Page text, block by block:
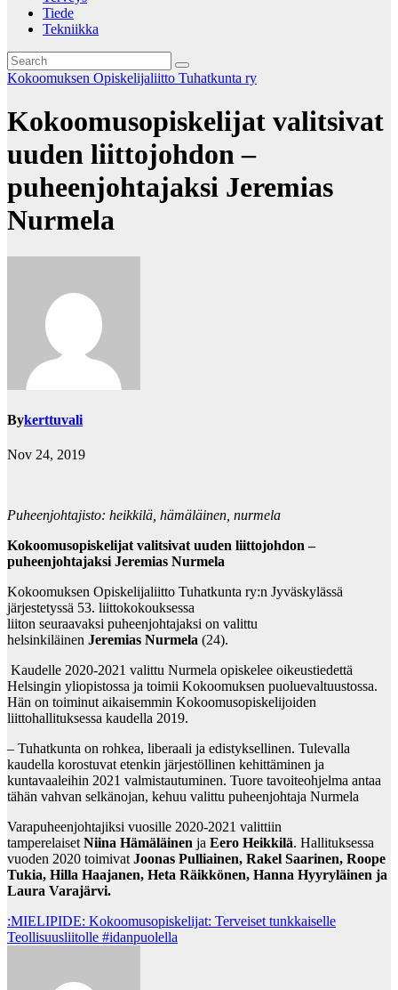
Tiede
Tekniikka
Kokoomuksen Opiskelijaliitto Tuhatkunta ry
Kokoomusopiskelijat valitsivat
uuden liittojohdon –
puheenjohtajaksi Jeremias
Nurmela
Bykerttuvali
Nov 24, 2019
Puheenjohtajisto: heikkilä, hämäläinen, nurmela
Kokoomusopiskelijat valitsivat uuden liittojohdon –
puheenjohtajaksi Jeremias Nurmela
Kokoomuksen Opiskelijaliitto Tuhatkunta ry:n Jyväskylässä
järjestetyssä 53. liittokokouksessa
liiton seuraavaksi puheenjohtajaksi on valittu
helsinkiläinen Jeremias Nurmela (24).
Kaudelle 2020-2021 valittu Nurmela opiskelee oikeustiedettä
Helsingin yliopistossa ja toimii Kokoomuksen puoluevaltuustossa.
Hän on toiminut aikaisemmin Kokoomusopiskelijoiden
liittohallituksessa kaudella 2019.
– Tuhatkunta on rohkea, liberaali ja edistyksellinen. Tulevalla
kaudella korostuvat etenkin järjestöllinen kehittäminen ja
kuntavaaleihin 2021 valmistautuminen. Tuore tavoiteohjelma antaa
tähän vahvan selkänojan, kehuu valittu puheenjohtaja Nurmela
Varapuheenjohtajiksi vuosille 2020-2021 valittiin
tamperelaisetNiina Hämäläinen ja Eero Heikkilä. Hallituksessa
vuoden 2020 toimivatJoonas Pulliainen, Rakel Saarinen, Roope
Tukia, Hilla Haajanen, Heta Räikkönen, Hanna Hyyryläinen ja
Laura Varajärvi.
Post
navigation
:MIELIPIDE: Kokoomusopiskelijat: Terveiset tunkkaiselle
Teollisuusliitolle #idanpuolella